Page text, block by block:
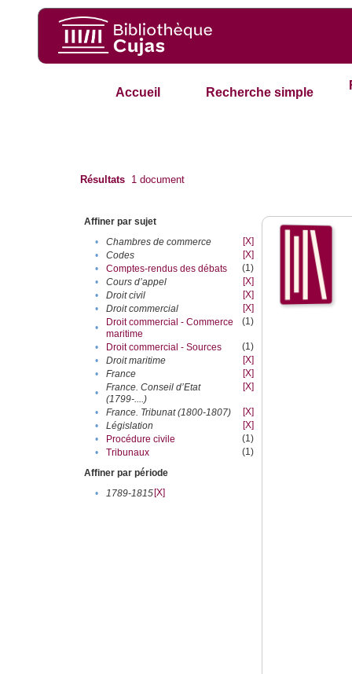
Accueil Recherche simple
Résultats 1 document
Affiner par sujet
•
Chambres de commerce
[X]
•
Codes
[X]
•
Comptes-rendus des débats
(1)
•
Cours d’appel
[X]
•
Droit civil
[X]
•
Droit commercial
[X]
•
Droit commercial - Commerce
maritime
(1)
• Droit commercial - Sources
(1)
•
Droit maritime
[X]
•
France
[X]
•
France. Conseil d’Etat
(1799-....)
[X]
• France. Tribunat (1800-1807)
[X]
•
Législation
[X]
•
Procédure civile
(1)
•
Tribunaux
(1)
Affiner par période
•
1789-1815[X]